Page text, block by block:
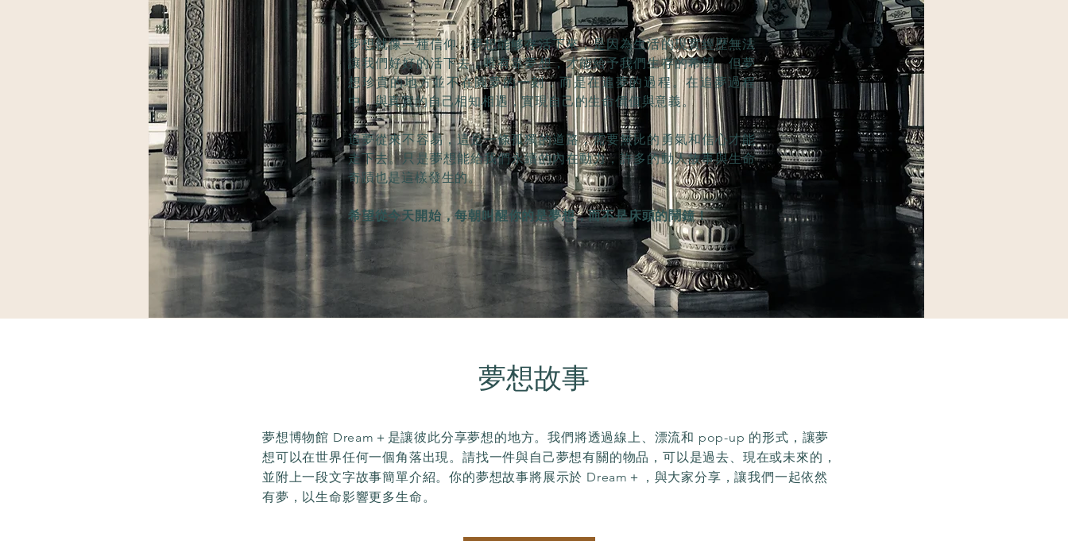
夢想就像一種信仰，夢想能够存活下來，是因為生活的現實經歷無法
讓我們好好的活下去，唯有靠夢想，才能給予我們生存的希望。但夢
想珍貴的地方並不在圓夢的一刻，而是在追夢的過程。在追夢過程
中，與真實的自己相知相遇，實現自己的生命價值與意義。
追夢從來不容易，這是一條孤獨的道路，需要無比的勇氣和信心才能
走下去。只是夢想能給我們永續的內在動力，許多的動人故事與生命
奇蹟也是這樣發生的。
希望從今天開始，每朝叫醒你的是夢想，而不是床頭的鬧鐘！
夢想故事
夢想博物館 Dream＋是讓彼此分享夢想的地方。我們將透過線上、漂流和 pop-up 的形式，讓夢
想可以在世界任何一個角落出現。請找一件與自己夢想有關的物品，可以是過去、現在或未來的，
並附上一段文字故事簡單介紹。你的夢想故事將展示於 Dream＋，與大家分享，讓我們一起依然
有夢，以生命影響更多生命。